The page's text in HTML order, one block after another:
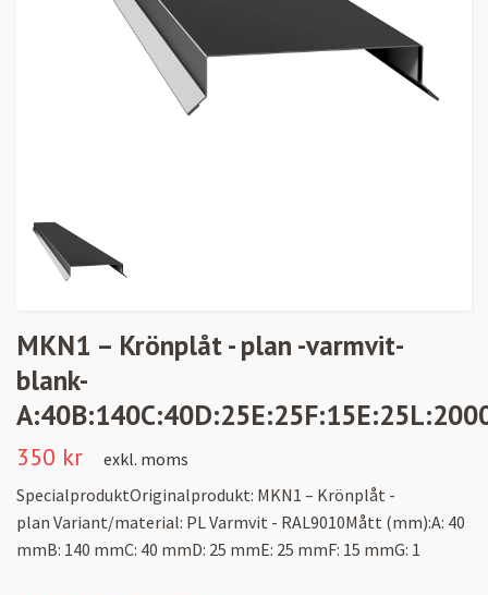
MKN1 – Krönplåt - plan -varmvit-
blank-
350 kr
exkl. moms
SpecialproduktOriginalprodukt: MKN1 – Krönplåt -
plan Variant/material: PL Varmvit - RAL9010Mått (mm):A: 40
mmB: 140 mmC: 40 mmD: 25 mmE: 25 mmF: 15 mmG: 1